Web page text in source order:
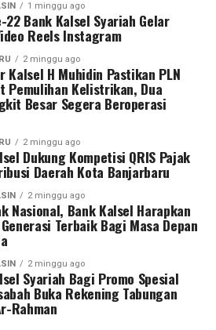
dan Sedekah:
sedekah)
Bank Kalsel
transfer via WA Center UPZ
#bankkalselsyariah
lebih sedikit
Facebook 0
1 minggu ago
22 Bank Kalsel Syariah Gelar
Reels Instagram
2 minggu ago
Kalsel H Muhidin Pastikan PLN
Pemulihan Kelistrikan, Dua
Besar Segera Beroperasi
2 minggu ago
Dukung Kompetisi QRIS Pajak
Daerah Kota Banjarbaru
2 minggu ago
Nasional, Bank Kalsel Harapkan
Terbaik Bagi Masa Depan
2 minggu ago
Syariah Bagi Promo Spesial
Buka Rekening Tabungan
Rahman